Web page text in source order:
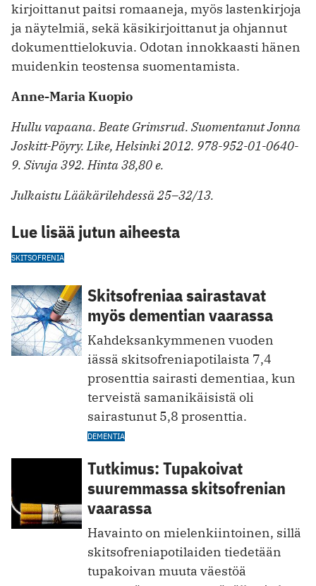
kirjoittanut paitsi romaaneja, myös lastenkirjoja
ja näytelmiä, sekä käsikirjoittanut ja ohjannut
dokumenttielokuvia. Odotan innokkaasti hänen
muidenkin teostensa suomentamista.
Anne-Maria Kuopio
Hullu vapaana. Beate Grimsrud. Suomentanut Jonna
Joskitt-Pöyry. Like, Helsinki 2012. 978-952-01-0640-
9. Sivuja 392. Hinta 38,80 e.
Julkaistu Lääkärilehdessä 25–32/13.
Lue lisää jutun aiheesta
SKITSOFRENIA
Skitsofreniaa sairastavat
myös dementian vaarassa
Kahdeksankymmenen vuoden
iässä skitsofreniapotilaista 7,4
prosenttia sairasti dementiaa, kun
terveistä samanikäisistä oli
sairastunut 5,8 prosenttia.
DEMENTIA
Tutkimus: Tupakoivat
suuremmassa skitsofrenian
vaarassa
Havainto on mielenkiintoinen, sillä
skitsofreniapotilaiden tiedetään
tupakoivan muuta väestöä